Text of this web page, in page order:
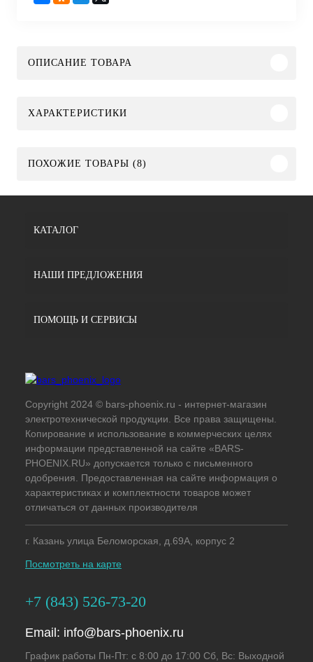
ОПИСАНИЕ ТОВАРА
ХАРАКТЕРИСТИКИ
ПОХОЖИЕ ТОВАРЫ (8)
КАТАЛОГ
НАШИ ПРЕДЛОЖЕНИЯ
ПОМОЩЬ И СЕРВИСЫ
Copyright 2024 © bars-phoenix.ru - интернет-магазин
электротехнической продукции. Все права защищены.
Копирование и использование в коммерческих целях
информации представленной на сайте «BARS-
PHOENIX.RU» допускается только с письменного
одобрения. Предоставленная на сайте информация о
характеристиках и комплектности товаров может
отличаться от данных производителя
г. Казань улица Беломорская, д.69А, корпус 2
Посмотреть на карте
+7 (843) 526-73-20
Email: info@bars-phoenix.ru
График работы Пн-Пт: с 8:00 до 17:00 Сб, Вс: Выходной